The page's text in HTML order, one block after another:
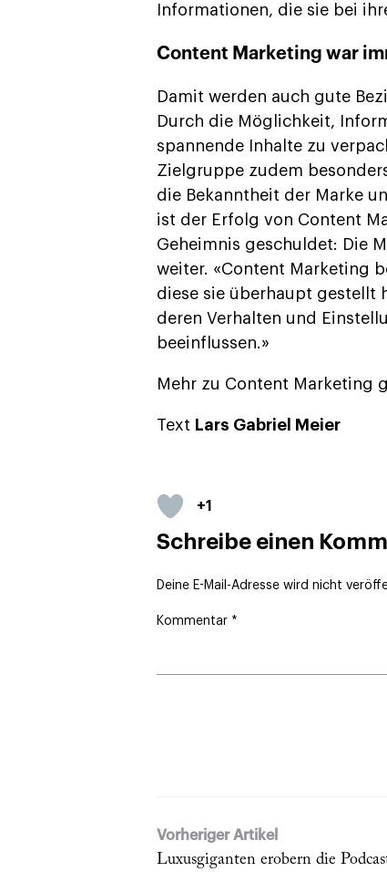
Informationen, die sie bei
Content Marketing war
Damit werden auch gute
Durch die Möglichkeit,
spannende Inhalte zu
Zielgruppe zudem
die Bekanntheit der Marke
ist der Erfolg von Content
Geheimnis geschuldet: Die
weiter. «Content Marketing
diese sie überhaupt gestellt
deren Verhalten und
beeinflussen.»
Mehr zu Content Marketing
Text Lars Gabriel Meier
+1
Schreibe einen
Deine E-Mail-Adresse wird nicht
Kommentar *
Vorheriger Artikel
Luxusgiganten erobern die